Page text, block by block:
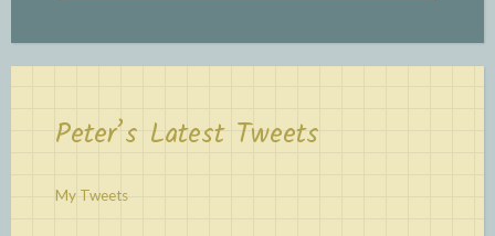
Peter’s Latest Tweets
My Tweets